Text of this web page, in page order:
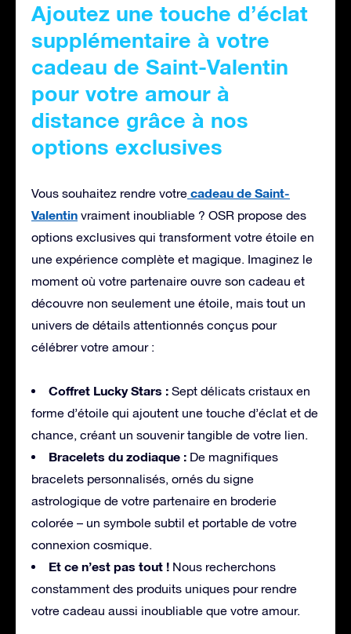
Ajoutez une touche d’éclat
supplémentaire à votre
cadeau de Saint-Valentin
pour votre amour à
distance grâce à nos
options exclusives
Vous souhaitez rendre votre cadeau de Saint-
Valentin vraiment inoubliable ? OSR propose des
options exclusives qui transforment votre étoile en
une expérience complète et magique. Imaginez le
moment où votre partenaire ouvre son cadeau et
découvre non seulement une étoile, mais tout un
univers de détails attentionnés conçus pour
célébrer votre amour :
Coffret Lucky Stars : Sept délicats cristaux en
forme d’étoile qui ajoutent une touche d’éclat et de
chance, créant un souvenir tangible de votre lien.
Bracelets du zodiaque : De magnifiques
bracelets personnalisés, ornés du signe
astrologique de votre partenaire en broderie
colorée – un symbole subtil et portable de votre
connexion cosmique.
Et ce n’est pas tout ! Nous recherchons
constamment des produits uniques pour rendre
votre cadeau aussi inoubliable que votre amour.